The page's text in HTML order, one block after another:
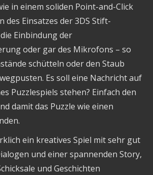
in einem soliden Point-and-Click
des Einsatzes der 3DS Stift-
Einbindung der
oder gar des Mikrofons – so
schütteln oder den Staub
Es soll eine Nachricht auf
Puzzlespiels stehen? Einfach den
damit das Puzzle wie einen
ein kreatives Spiel mit sehr gut
und einer spannenden Story,
und Geschichten